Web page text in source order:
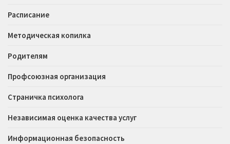
Расписание
Методическая копилка
Родителям
Профсоюзная организация
Страничка психолога
Независимая оценка качества услуг
Информационная безопасность